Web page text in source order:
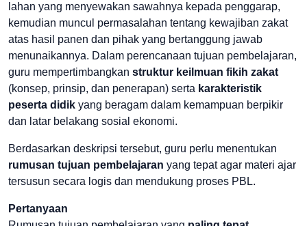
lahan yang menyewakan sawahnya kepada penggarap,
kemudian muncul permasalahan tentang kewajiban zakat
atas hasil panen dan pihak yang bertanggung jawab
menunaikannya. Dalam perencanaan tujuan pembelajaran,
guru mempertimbangkan struktur keilmuan fikih zakat
(konsep, prinsip, dan penerapan) serta karakteristik
peserta didik yang beragam dalam kemampuan berpikir
dan latar belakang sosial ekonomi.
Berdasarkan deskripsi tersebut, guru perlu menentukan
rumusan tujuan pembelajaran yang tepat agar materi ajar
tersusun secara logis dan mendukung proses PBL.
Pertanyaan